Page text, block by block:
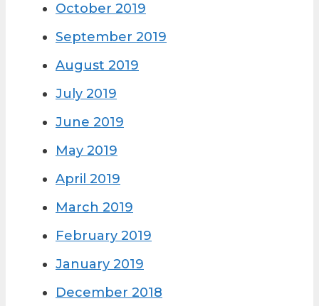
October 2019
September 2019
August 2019
July 2019
June 2019
May 2019
April 2019
March 2019
February 2019
January 2019
December 2018